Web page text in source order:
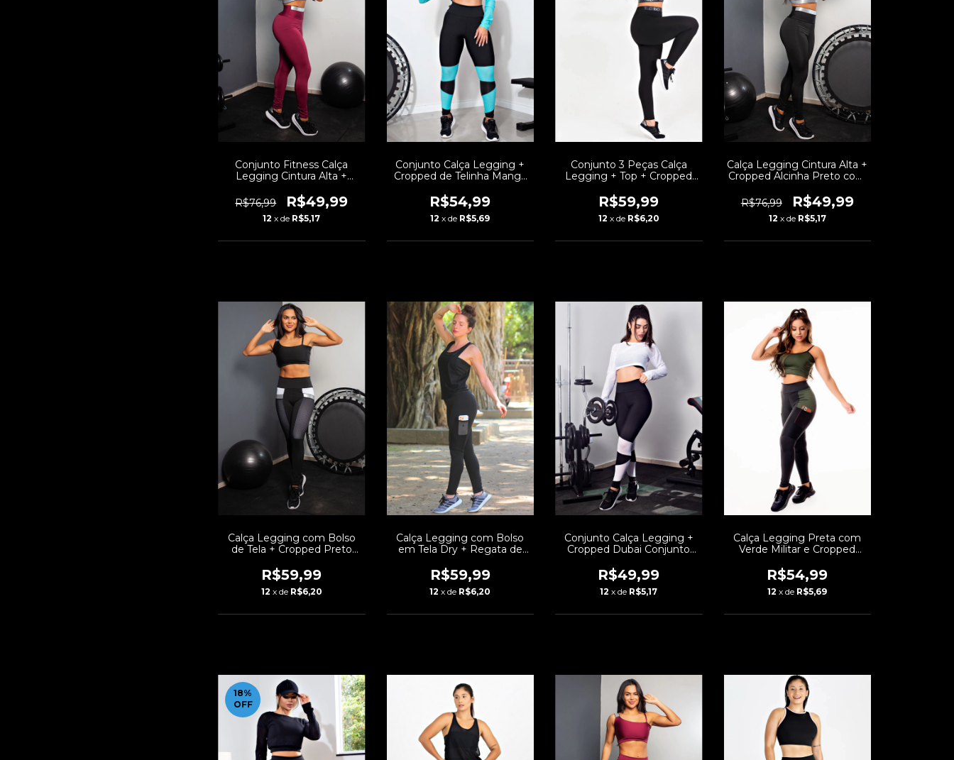
Conjunto Fitness Calça
Legging Cintura Alta +
com Elásticos | REF: CCA5
R$76,99 R$49,99
12 x de R$5,17
Conjunto Calça Legging +
Cropped de Telinha Manga
Azul Turquesa Conjunto
Fitness | REF: LX147
R$54,99
12 x de R$5,69
Conjunto 3 Peças Calça
Legging + Top + Cropped
Elásticos Conjunto Fitness |
REF: CCA9
R$59,99
12 x de R$6,20
Calça Legging Cintura Alta +
Cropped Alcinha Preto com
REF: CCA5
R$76,99 R$49,99
12 x de R$5,17
Calça Legging com Bolso
de Tela + Cropped Preto
Fitness | REF: CCA8
R$59,99
12 x de R$6,20
Calça Legging com Bolso
em Tela Dry + Regata de
Preto Conjunto Fitness |
REF: FRD3
R$59,99
12 x de R$6,20
Conjunto Calça Legging +
Cropped Dubai Conjunto
R$49,99
12 x de R$5,17
Calça Legging Preta com
Verde Militar e Cropped
REF: CSV10
R$54,99
12 x de R$5,69
18%
OFF